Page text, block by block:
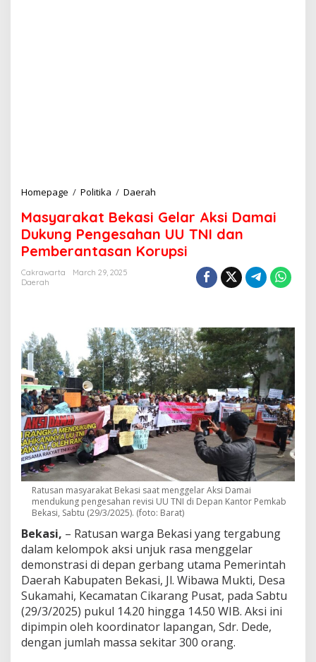
Homepage / Politika / Daerah
s
y
a
r
e
k
a
s
i
G
e
l
a
A
k
s
i
D
m
a
i
D
u
k
u
n
g
P
Masyarakat Bekasi Gelar Aksi Damai
Dukung Pengesahan UU TNI dan
Pemberantasan Korupsi
Cakrawarta
March 29, 2025
Daerah
Ratusan masyarakat Bekasi saat menggelar Aksi Damai
mendukung pengesahan revisi UU TNI di Depan Kantor Pemkab
Bekasi, Sabtu (29/3/2025). (foto: Barat)
Bekasi, – Ratusan warga Bekasi yang tergabung
dalam kelompok aksi unjuk rasa menggelar
demonstrasi di depan gerbang utama Pemerintah
Daerah Kabupaten Bekasi, Jl. Wibawa Mukti, Desa
Sukamahi, Kecamatan Cikarang Pusat, pada Sabtu
(29/3/2025) pukul 14.20 hingga 14.50 WIB. Aksi ini
dipimpin oleh koordinator lapangan, Sdr. Dede,
dengan jumlah massa sekitar 300 orang.